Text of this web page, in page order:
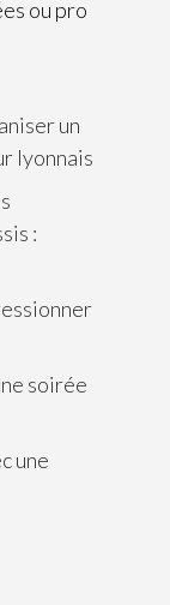
ou pro
un
lyonnais
:
soirée
une